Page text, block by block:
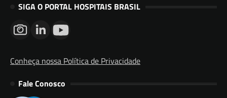
SIGA O PORTAL HOSPITAIS BRASIL
Conheça nossa Política de Privacidade
Fale Conosco